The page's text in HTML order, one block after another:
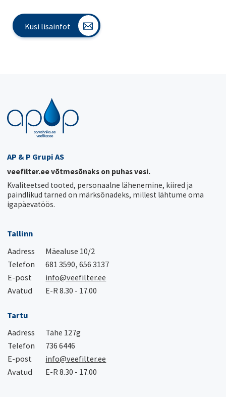
Küsi lisainfot
AP & P Grupi AS
veefilter.ee võtmesõnaks on puhas vesi.
Kvaliteetsed tooted, personaalne lähenemine, kiired ja
paindlikud tarned on märksõnadeks, millest lähtume oma
igapäevatöös.
Tallinn
Aadress
Mäealuse 10/2
Telefon
681 3590, 656 3137
E-post
info@veefilter.ee
Avatud
E-R 8.30 - 17.00
Tartu
Aadress
Tähe 127g
Telefon
736 6446
E-post
info@veefilter.ee
Avatud
E-R 8.30 - 17.00